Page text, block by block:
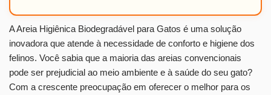
A Areia Higiênica Biodegradável para Gatos é uma solução
inovadora que atende à necessidade de conforto e higiene dos
felinos. Você sabia que a maioria das areias convencionais
pode ser prejudicial ao meio ambiente e à saúde do seu gato?
Com a crescente preocupação em oferecer o melhor para os